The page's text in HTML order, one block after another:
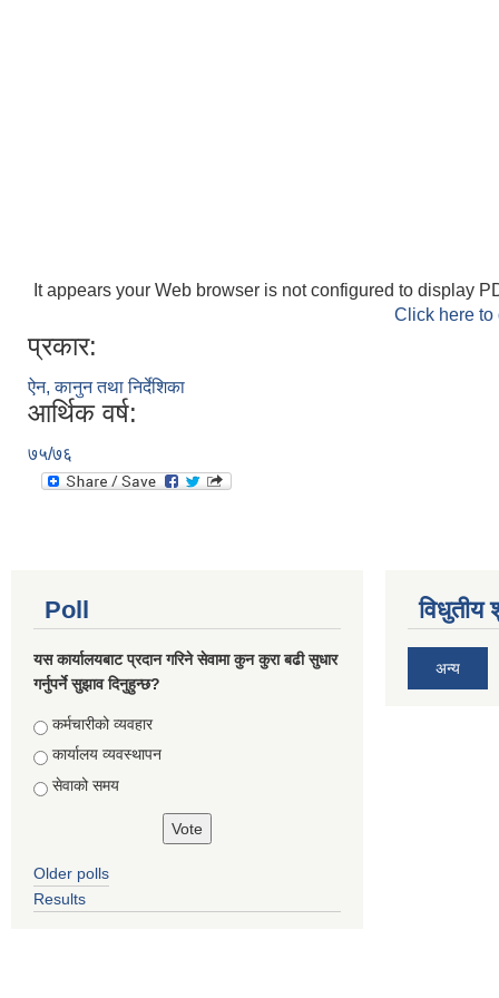
It appears your Web browser is not configured to display
Click here
प्रकार:
ऐन, कानुन तथा निर्देशिका
आर्थिक वर्ष:
७५/७६
Poll
यस कार्यालयबाट प्रदान गरिने सेवामा कुन कुरा बढी सुधार
गर्नुपर्ने सुझाव दिनुहुन्छ?
Choices
कर्मचारीको व्यवहार
कार्यालय व्यवस्थापन
सेवाको समय
Older polls
Results
विधुतीय
अन्य